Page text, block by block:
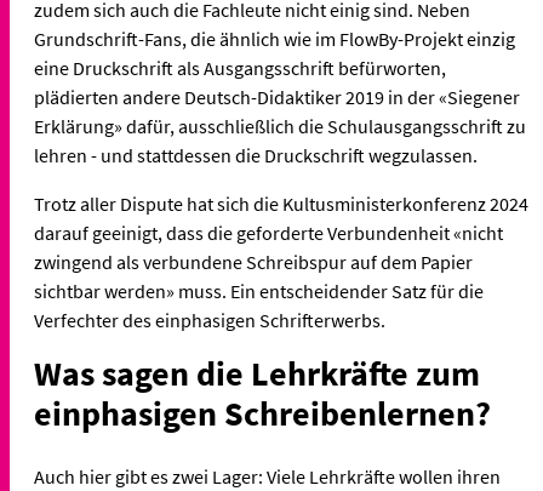
zudem sich auch die Fachleute nicht einig sind. Neben
Grundschrift-Fans, die ähnlich wie im FlowBy-Projekt einzig
eine Druckschrift als Ausgangsschrift befürworten,
plädierten andere Deutsch-Didaktiker 2019 in der «Siegener
Erklärung» dafür, ausschließlich die Schulausgangsschrift zu
lehren - und stattdessen die Druckschrift wegzulassen.
Trotz aller Dispute hat sich die Kultusministerkonferenz 2024
darauf geeinigt, dass die geforderte Verbundenheit «nicht
zwingend als verbundene Schreibspur auf dem Papier
sichtbar werden» muss. Ein entscheidender Satz für die
Verfechter des einphasigen Schrifterwerbs.
Was sagen die Lehrkräfte zum
einphasigen Schreibenlernen?
Auch hier gibt es zwei Lager: Viele Lehrkräfte wollen ihren